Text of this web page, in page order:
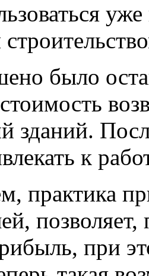
было
зданий.
к
практика
при